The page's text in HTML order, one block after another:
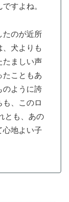
すよね。
たのが近所
、犬よりも
たましい声
たこともあ
のように誇
、このロ
とも、あの
心地よい子